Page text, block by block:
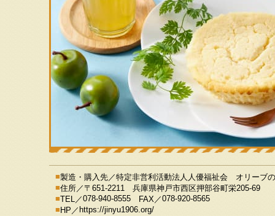
製造・購入先／特定非営利活動法人人優福祉会 オリーブ
住所／〒651-2211 兵庫県神戸市西区押部谷町栄205-69
TEL／078-940-8555 FAX／078-920-8565
HP／ https://jinyu1906.org/